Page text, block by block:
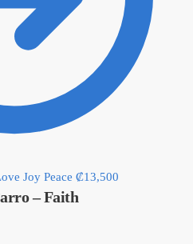
Joy Peace ₡13,500
– Faith